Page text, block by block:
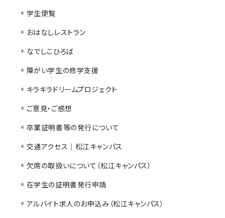
学生便覧
おはなしレストラン
なでしこひろば
障がい学生の修学支援
キラキラドリームプロジェクト
ご意見・ご感想
卒業証明書等の発行について
交通アクセス｜松江キャンパス
欠席の取扱いについて（松江キャンパス）
在学生の証明書発行申請
アルバイト求人のお申込み（松江キャンパス）